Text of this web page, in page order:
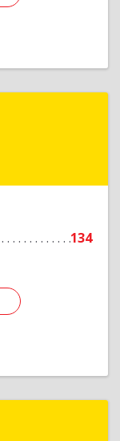
134